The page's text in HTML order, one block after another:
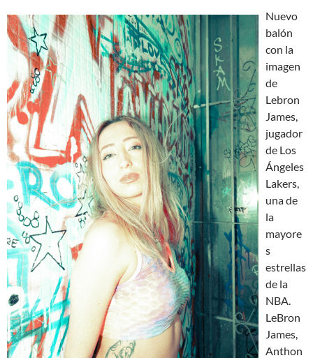
Nuevo
balón
con la
imagen
de
Lebron
James,
jugador
de Los
Ángeles
Lakers,
una de
la
mayore
s
estrellas
de la
NBA.
LeBron
James,
Anthon